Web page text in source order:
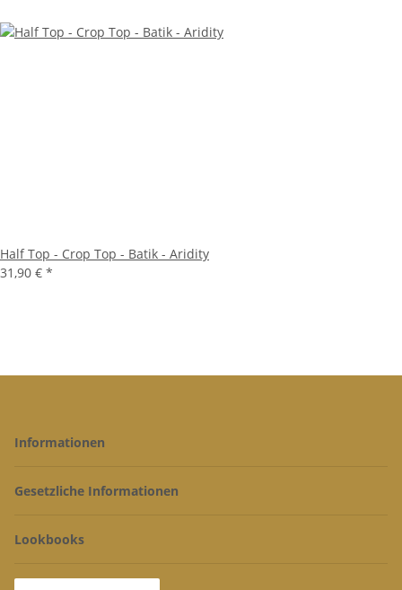
Half Top - Crop Top - Batik - Aridity
31,90 € *
Informationen
Gesetzliche Informationen
Lookbooks